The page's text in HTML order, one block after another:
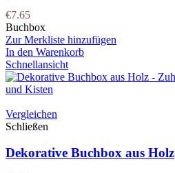
€7.65
Buchbox
Zur Merkliste hinzufügen
In den Warenkorb
Schnellansicht
Vergleichen
Schließen
Dekorative Buchbox aus Holz